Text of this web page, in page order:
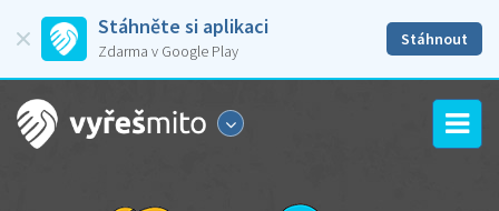
Stáhněte si aplikaci
Zdarma v Google Play
Stáhnout